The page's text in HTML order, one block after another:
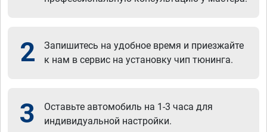
2
Запишитесь на удобное время и приезжайте
к нам в сервис на установку чип тюнинга.
3
Оставьте автомобиль на 1-3 часа для
индивидуальной настройки.